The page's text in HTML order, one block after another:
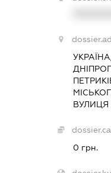
ВУЛИЦЯ
0 грн.